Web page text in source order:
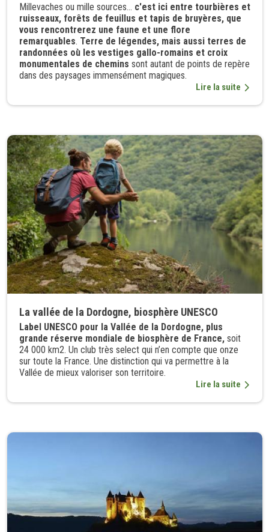
Millevaches ou mille sources... c'est ici entre tourbières et
ruisseaux, forêts de feuillus et tapis de bruyères, que
vous rencontrerez une faune et une flore
remarquables. Terre de légendes, mais aussi terres de
randonnées où les vestiges gallo-romains et croix
monumentales de chemins sont autant de points de repère
dans des paysages immensément magiques.
Lire la suite
La vallée de la Dordogne, biosphère UNESCO
Label UNESCO pour la Vallée de la Dordogne, plus
grande réserve mondiale de biosphère de France,soit
24 000 km2. Un club très select qui n’en compte que onze
sur toute la France. Une distinction qui va permettre à la
Vallée de mieux valoriser son territoire.
Lire la suite